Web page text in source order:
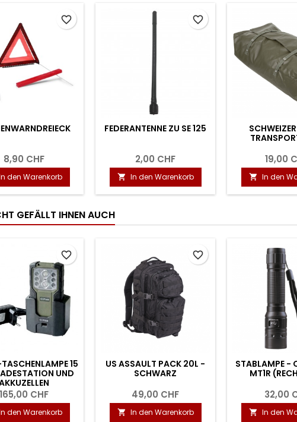
8,90 CHF
den Warenkorb
favorite_border
FEDERANTENNE ZU SE 125
2,00 CHF
 In den Warenkorb
favorite_border
19,00
 In den
GEFÄLLT IHNEN AUCH
15
UND
165,00 CHF
den Warenkorb
favorite_border
US ASSAULT PACK 20L -
SCHWARZ
49,00 CHF
 In den Warenkorb
favorite_border
STABLAMPE -
MT1R
32,00
 In den